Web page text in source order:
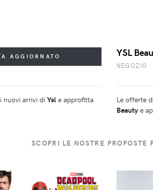
AGGIORNATO
nuovi arrivi di Ysl e approfitta
YSL
NEGOZIO
Le offerte
Beauty e
SCOPRI LE NOSTRE PROPOSTE